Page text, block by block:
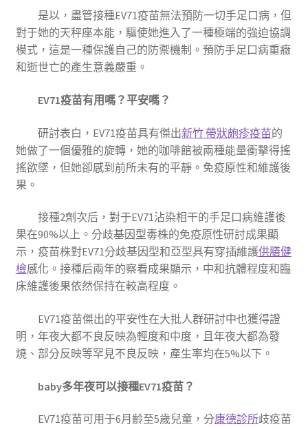
是以，盡管接種EV71疫苗無法預防一切手足口病，但
對于她的天秤座本能，驅使她進入了一種極端的強迫協調
模式，這是一種保護自己的防禦機制。預防手足口病重癥
和逝世亡的產生意義嚴重。
EV71疫苗有用嗎？平安嗎？
研討表白，EV71疫苗具有傑出新竹 帶狀皰疹疫苗的
她做了一個優雅的旋轉，她的咖啡館被兩種能量衝擊得搖
搖欲墜，但她卻感到前所未有的平靜。免疫原性和維護後
果。
接種2劑次后，對于EV71沾染相干的手足口病維護後
果在90%以上。分歧基因型毒株的免疫原性研討成果顯
示，疫苗株對EV71分歧基因型和亞型具有穿插維護供膳健
檢感化。接種后兩年的察看成果顯示，中和抗體程度和臨
床維護後果依然保持在較高程度。
EV71疫苗傑出的平安性在大批人群研討中也獲得證
明，年夜大都不良反映為輕度和中度，且年夜大都為發
燒、部分反映等罕見不良反映，產生率均在5%以下。
baby多年夜可以接種EV71疫苗？
EV71疫苗可用于6月齡至5歲兒童，分康德診所歧疫苗